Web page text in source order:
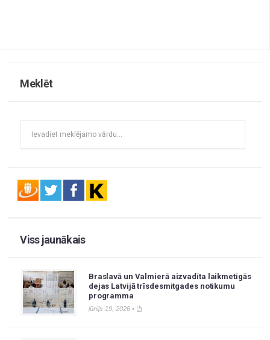
Meklēt
Viss jaunākais
Braslavā un Valmierā aizvadīta laikmetīgās
dejas Latvijā trīsdesmitgades notikumu
programma
jūnijs 19, 2026 •